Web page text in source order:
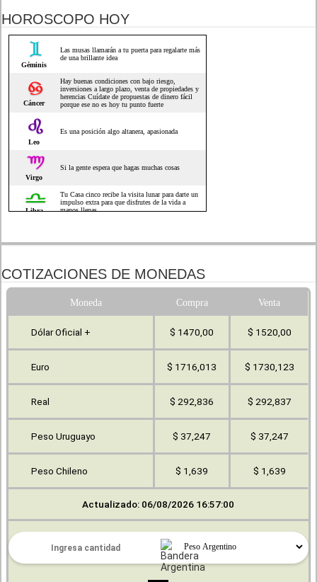
HOROSCOPO HOY
COTIZACIONES DE MONEDAS
Moneda Compra Venta
Dólar Oficial + $ 1470,00 $ 1520,00
Euro $ 1716,013 $ 1730,123
Real $ 292,836 $ 292,837
Peso Uruguayo $ 37,247 $ 37,247
Peso Chileno $ 1,639 $ 1,639
Actualizado: 06/08/2026 16:57:00